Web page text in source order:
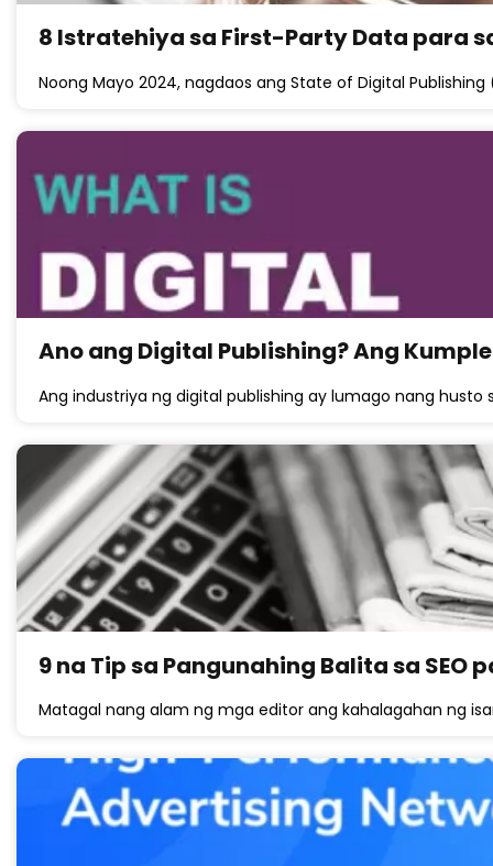
8 Istratehiya sa First-Party Data para
Noong Mayo 2024, nagdaos ang State of Digital
Ano ang Digital Publishing? Ang
Ang industriya ng digital publishing ay lumago nang husto
9 na Tip sa Pangunahing Balita sa SEO
Matagal nang alam ng mga editor ang kahalagahan ng